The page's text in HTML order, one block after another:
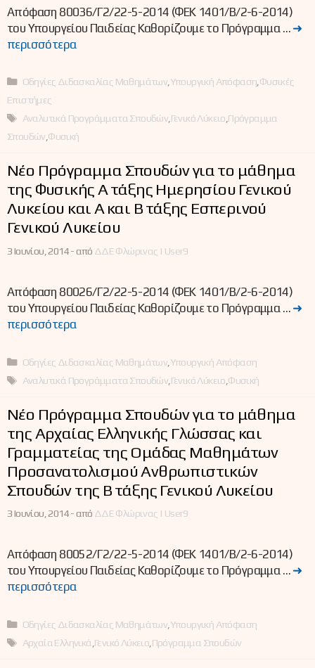
Απόφαση 80036/Γ2/22-5-2014 (ΦΕΚ 1401/Β/2-6-2014)
του Υπουργείου Παιδείας Καθορίζουμε το Πρόγραμμα … ➜
περισσότερα
Κατηγορίες
Οδηγίες Διδασκαλίας Μαθημάτων Υπουργική Απόφαση Φυσικές
Επιστήμες
Ετικέτες
Αναλυτικά Προγράμματα Σπουδών Γενικό Λύκειο Πρόγραμμα
Σπουδών Φυσική
Νέο Πρόγραμμα Σπουδών για το μάθημα
της Φυσικής Α΄ τάξης Ημερησίου Γενικού
Λυκείου και Α΄ και Β΄ τάξης Εσπερινού
Γενικού Λυκείου
3 Ιουνίου, 2014 -από ΔΔΕ Φλώρινας | User9
Απόφαση 80026/Γ2/22-5-2014 (ΦΕΚ 1401/Β/2-6-2014)
του Υπουργείου Παιδείας Καθορίζουμε το Πρόγραμμα … ➜
περισσότερα
Κατηγορίες
Οδηγίες Διδασκαλίας Μαθημάτων Υπουργική Απόφαση
Ετικέτες
Αναλυτικά Προγράμματα Σπουδών Γενικό Λύκειο Φυσική
Νέο Πρόγραμμα Σπουδών για το μάθημα
της Αρχαίας Ελληνικής Γλώσσας και
Γραμματείας της Ομάδας Μαθημάτων
Προσανατολισμού Ανθρωπιστικών
Σπουδών της Β΄ τάξης Γενικού Λυκείου
3 Ιουνίου, 2014 -από ΔΔΕ Φλώρινας | User9
Απόφαση 80052/Γ2/22-5-2014 (ΦΕΚ 1401/Β/2-6-2014)
του Υπουργείου Παιδείας Καθορίζουμε το Πρόγραμμα … ➜
περισσότερα
Κατηγορίες
Οδηγίες Διδασκαλίας Μαθημάτων Υπουργική Απόφαση
Ετικέτες
Αρχαία Ελληνικά Γενικό Λύκειο Πρόγραμμα Σπουδών